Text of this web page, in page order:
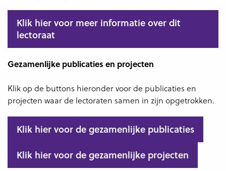
Klik hier voor meer informatie over dit
lectoraat
Gezamenlijke publicaties en projecten
Klik op de buttons hieronder voor de publicaties en
projecten waar de lectoraten samen in zijn opgetrokken.
Klik hier voor de gezamenlijke publicaties
Klik hier voor de gezamenlijke projecten